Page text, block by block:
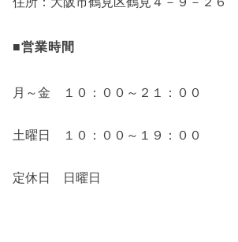
■営業時間
月～金 １０：００～２１：００
土曜日 １０：００～１９：００
定休日 日曜日